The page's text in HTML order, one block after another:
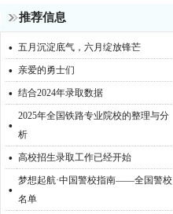
推荐信息
· 五月沉淀底气，六月绽放锋芒
· 亲爱的勇士们
· 结合2024年录取数据
· 2025年全国铁路专业院校的整理与分
析
· 高校招生录取工作已经开始
· 梦想起航·中国警校指南——全国警校
名单